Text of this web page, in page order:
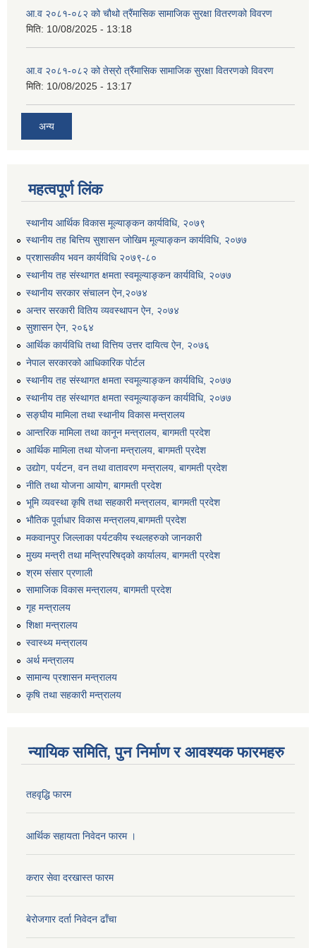
आ.व २०८१-०८२ को चौथो त्रैंमासिक सामाजिक सुरक्षा वितरणको विवरण
मिति: 10/08/2025 - 13:18
आ.व २०८१-०८२ को तेस्रो त्रैंमासिक सामाजिक सुरक्षा वितरणको विवरण
मिति: 10/08/2025 - 13:17
अन्य
महत्वपूर्ण लिंक
स्थानीय आर्थिक विकास मूल्याङ्कन कार्यविधि, २०७९
स्थानीय तह बित्तिय सुशासन जोखिम मूल्याङ्कन कार्यविधि, २०७७
प्रशासकीय भवन कार्यविधि २०७९-८०
स्थानीय तह संस्थागत क्षमता स्वमूल्याङ्कन कार्यविधि, २०७७
स्थानीय सरकार संचालन ऐन,२०७४
अन्तर सरकारी वितिय व्यवस्थापन ऐन, २०७४
सुशासन ऐन, २०६४
आर्थिक कार्यविधि तथा वित्तिय उत्तर दायित्व ऐन, २०७६
नेपाल सरकारको आधिकारिक पोर्टल
स्थानीय तह संस्थागत क्षमता स्वमूल्याङ्कन कार्यविधि, २०७७
स्थानीय तह संस्थागत क्षमता स्वमूल्याङ्कन कार्यविधि, २०७७
सङ्घीय मामिला तथा स्थानीय विकास मन्त्रालय
आन्तरिक मामिला तथा कानून मन्त्रालय, बागमती प्रदेश
आर्थिक मामिला तथा योजना मन्त्रालय, बागमती प्रदेश
उद्योग, पर्यटन, वन तथा वातावरण मन्त्रालय, बागमती प्रदेश
नीति तथा योजना आयोग, बागमती प्रदेश
भूमि व्यवस्था कृषि तथा सहकारी मन्त्रालय, बागमती प्रदेश
भौतिक पूर्वाधार विकास मन्त्रालय,बागमती प्रदेश
मकवानपुर जिल्लाका पर्यटकीय स्थलहरुको जानकारी
मुख्य मन्त्री तथा मन्त्रिपरिषद्को कार्यालय, बागमती प्रदेश
श्रम संसार प्रणाली
सामाजिक विकास मन्त्रालय, बागमती प्रदेश
गृह मन्त्रालय
शिक्षा मन्त्रालय
स्वास्थ्य मन्त्रालय
अर्थ मन्त्रालय
सामान्य प्रशासन मन्त्रालय
कृषि तथा सहकारी मन्त्रालय
न्यायिक समिति, पुन निर्माण र आवश्यक फारमहरु
तहवृद्धि फारम
आर्थिक सहायता निवेदन फारम ।
करार सेवा दरखास्त फारम
बेरोजगार दर्ता निवेदन ढाँचा